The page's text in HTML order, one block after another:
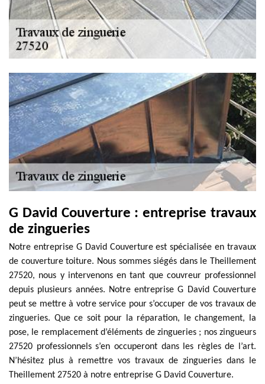
G David Couverture : entreprise travaux
de zingueries
Notre entreprise G David Couverture est spécialisée en travaux
de couverture toiture. Nous sommes siégés dans le Theillement
27520, nous y intervenons en tant que couvreur professionnel
depuis plusieurs années. Notre entreprise G David Couverture
peut se mettre à votre service pour s’occuper de vos travaux de
zingueries. Que ce soit pour la réparation, le changement, la
pose, le remplacement d’éléments de zingueries ; nos zingueurs
27520 professionnels s’en occuperont dans les règles de l’art.
N’hésitez plus à remettre vos travaux de zingueries dans le
Theillement 27520 à notre entreprise G David Couverture.